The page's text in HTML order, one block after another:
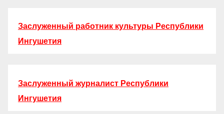
Заслуженный работник культуры Республики
Ингушетия
Заслуженный журналист Республики
Ингушетия